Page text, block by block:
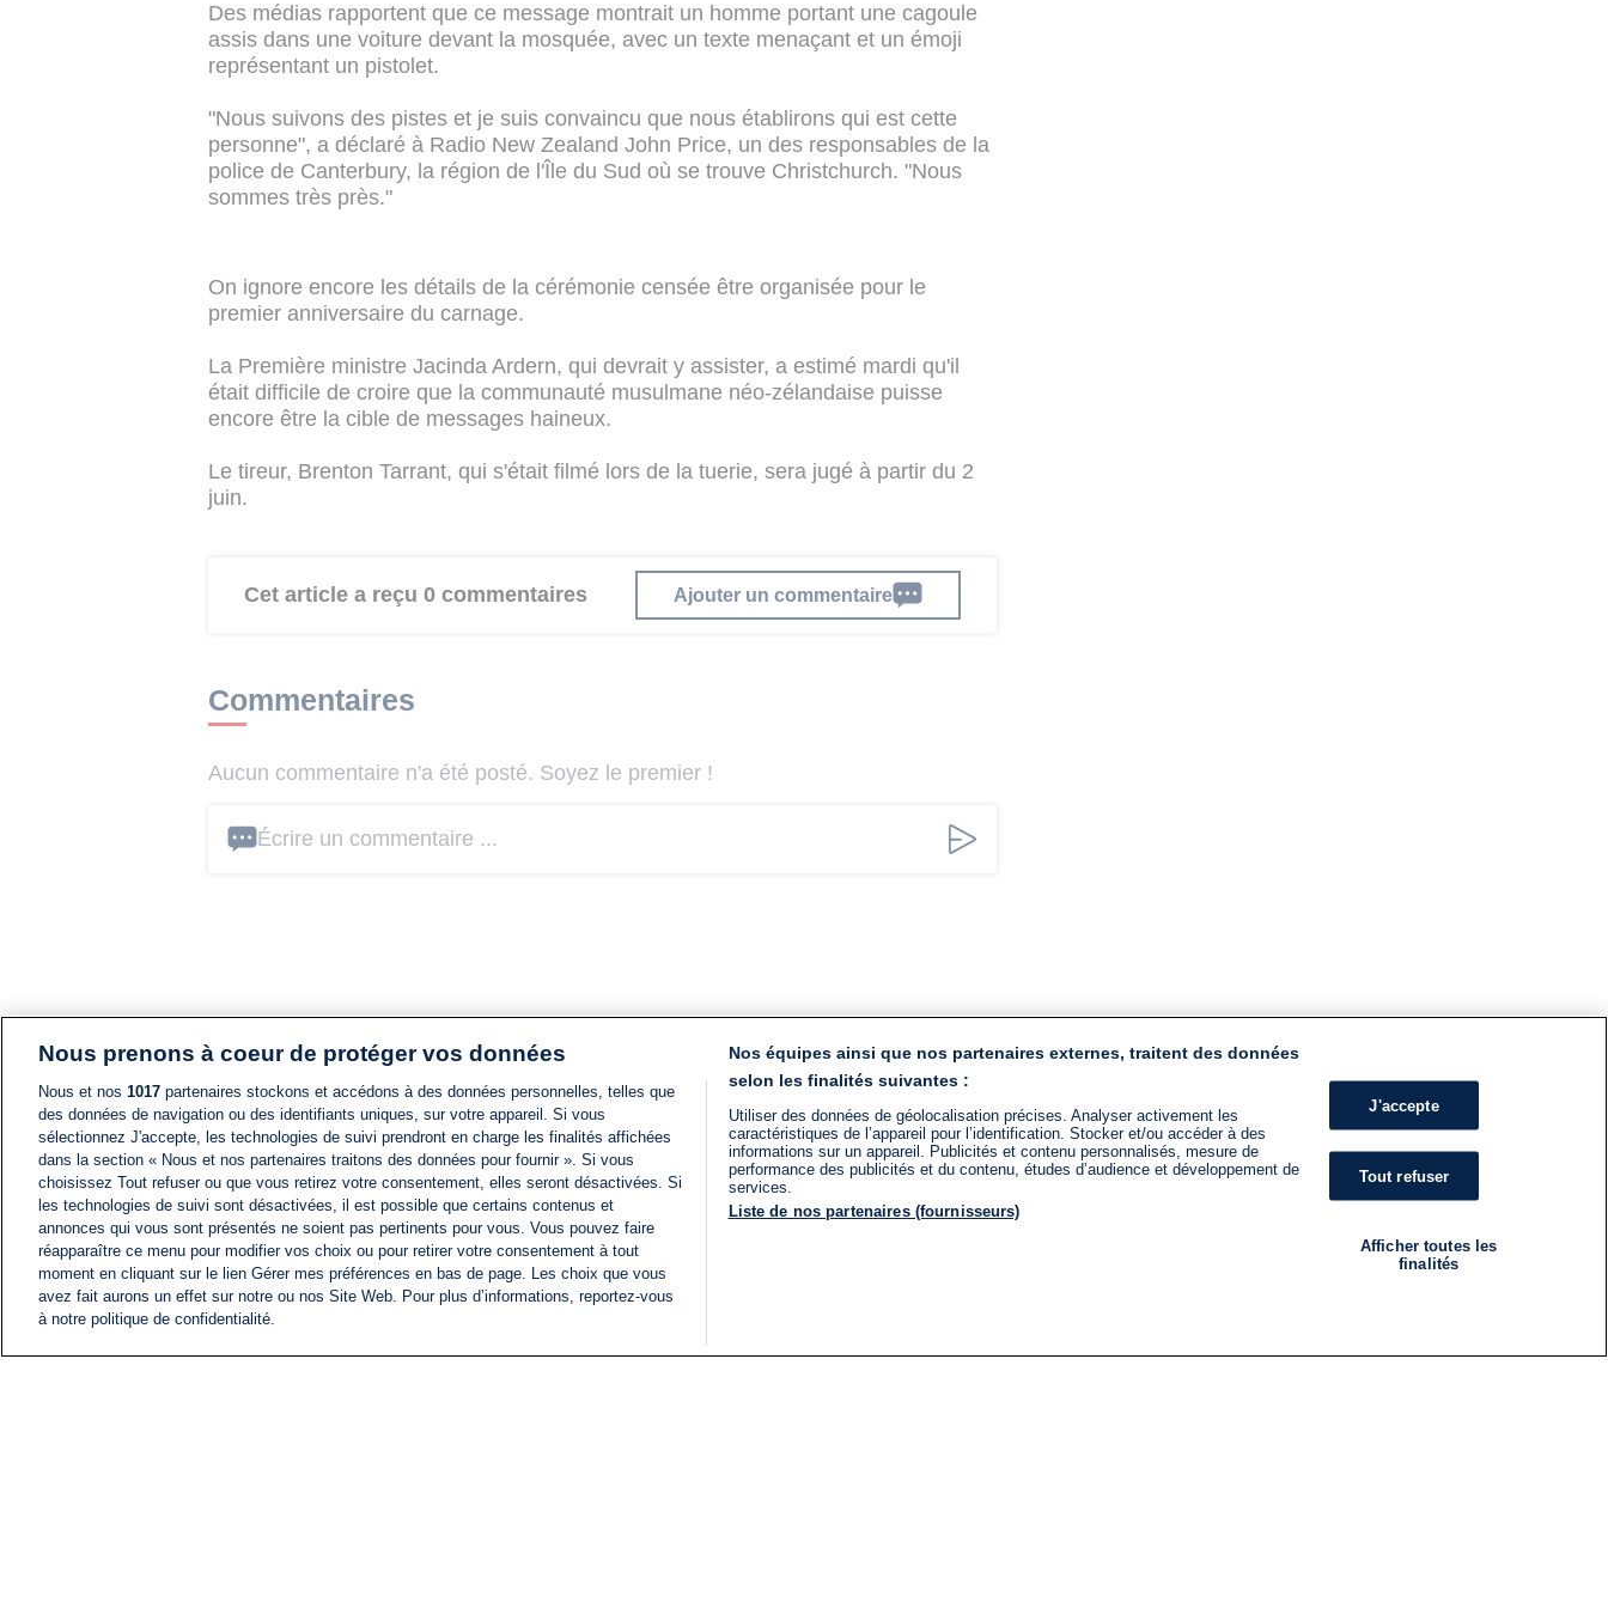
Des médias rapportent que ce message montrait un homme portant une cagoule
assis dans une voiture devant la mosquée, avec un texte menaçant et un émoji
représentant un pistolet.
"Nous suivons des pistes et je suis convaincu que nous établirons qui est cette
personne", a déclaré à Radio New Zealand John Price, un des responsables de la
police de Canterbury, la région de l'Île du Sud où se trouve Christchurch. "Nous
sommes très près."
On ignore encore les détails de la cérémonie censée être organisée pour le
premier anniversaire du carnage.
La Première ministre Jacinda Ardern, qui devrait y assister, a estimé mardi qu'il
était difficile de croire que la communauté musulmane néo-zélandaise puisse
encore être la cible de messages haineux.
Le tireur, Brenton Tarrant, qui s'était filmé lors de la tuerie, sera jugé à partir du 2
juin.
Cet article a reçu 0 commentaires Ajouter un commentaire
Commentaires
Aucun commentaire n'a été posté. Soyez le premier !
Écrire un commentaire ...
Nous prenons à coeur de protéger vos données
Nous et nos 1017 partenaires stockons et accédons à des données personnelles, telles que
des données de navigation ou des identifiants uniques, sur votre appareil. Si vous
sélectionnez J'accepte, les technologies de suivi prendront en charge les finalités affichées
dans la section « Nous et nos partenaires traitons des données pour fournir ». Si vous
choisissez Tout refuser ou que vous retirez votre consentement, elles seront désactivées. Si
les technologies de suivi sont désactivées, il est possible que certains contenus et
annonces qui vous sont présentés ne soient pas pertinents pour vous. Vous pouvez faire
réapparaître ce menu pour modifier vos choix ou pour retirer votre consentement à tout
moment en cliquant sur le lien Gérer mes préférences en bas de page. Les choix que vous
avez fait aurons un effet sur notre ou nos Site Web. Pour plus d’informations, reportez-vous
à notre politique de confidentialité.
Nos équipes ainsi que nos partenaires externes, traitent des données
selon les finalités suivantes :
Utiliser des données de géolocalisation précises. Analyser activement les
caractéristiques de l’appareil pour l’identification. Stocker et/ou accéder à des
informations sur un appareil. Publicités et contenu personnalisés, mesure de
performance des publicités et du contenu, études d’audience et développement de
services.
Liste de nos partenaires (fournisseurs)
J'accepte
Tout refuser
Afficher toutes les
finalités